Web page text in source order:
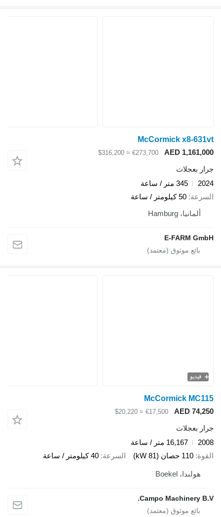
McCormick x8-631vt
AED 1,161,000
€273,700
≈ $316,200
جرار بعجلات
2024
345 متر / ساعة
السرعة 50 كيلومتر / ساعة
ألمانيا، Hamburg
E-FARM GmbH
فيديو
McCormick MC115
AED 74,250
€17,500
≈ $20,220
جرار بعجلات
2008
16,167 متر / ساعة
القوة 110 حصان (81 kW) السرعة 40 كيلومتر / ساعة
هولندا، Boekel
Campo Machinery B.V.